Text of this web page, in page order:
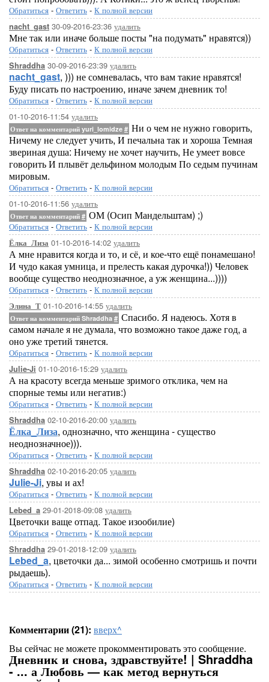
Обратиться - Ответить - К полной версии
nacht_gast 30-09-2016-23:36 удалить
Мне так или иначе больше посты "на подумать" нравятся))
Обратиться - Ответить - К полной версии
Shraddha 30-09-2016-23:39 удалить
nacht_gast, ))) не сомневалась, что вам такие нравятся!
Буду писать по настроению, иначе зачем дневник то!
Обратиться - Ответить - К полной версии
01-10-2016-11:54 удалить
Ответ на комментарий yuri_lomidze # Ни о чем не нужно говорить,
Ничему не следует учить, И печальна так и хороша Темная
звериная душа: Ничему не хочет научить, Не умеет вовсе
говорить И плывёт дельфином молодым По седым пучинам
мировым.
Обратиться - Ответить - К полной версии
01-10-2016-11:56 удалить
Ответ на комментарий # ОМ (Осип Мандельштам) ;)
Обратиться - Ответить - К полной версии
Ёлка_Лиза 01-10-2016-14:02 удалить
А мне нравится когда и то, и сё, и кое-что ещё понамешано!
И чудо какая умница, и прелесть какая дурочка!)) Человек
вообще существо неоднозначное, а уж женщина...))))
Обратиться - Ответить - К полной версии
Элина_Т 01-10-2016-14:55 удалить
Ответ на комментарий Shraddha # Спасибо. Я надеюсь. Хотя в
самом начале я не думала, что возможно такое даже год, а
оно уже третий тянется.
Обратиться - Ответить - К полной версии
Julie-Ji 01-10-2016-15:29 удалить
А на красоту всегда меньше зримого отклика, чем на
спорные темы или негатив:)
Обратиться - Ответить - К полной версии
Shraddha 02-10-2016-20:00 удалить
Ёлка_Лиза, однозначно, что женщина - существо
неоднозначное))).
Обратиться - Ответить - К полной версии
Shraddha 02-10-2016-20:05 удалить
Julie-Ji, увы и ах!
Обратиться - Ответить - К полной версии
Lebed_a 29-01-2018-09:08 удалить
Цветочки ваще отпад. Такое изообилие)
Обратиться - Ответить - К полной версии
Shraddha 29-01-2018-12:09 удалить
Lebed_a, цветочки да... зимой особенно смотришь и почти
рыдаешь).
Обратиться - Ответить - К полной версии
Комментарии (21): вверх^
Вы сейчас не можете прокомментировать это сообщение.
Дневник и снова, здравствуйте! | Shraddha
- ... а Любовь — как метод вернуться